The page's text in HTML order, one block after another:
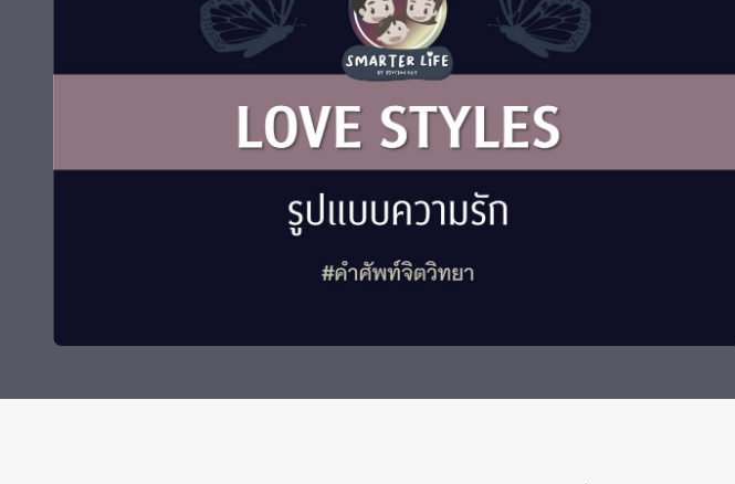
ปริญญาเอก
นิสิตปัจจุบัน
งานประชุมวิชาการ
งานประชุมวิชาการระดับนานาชาติ
TICP 2023
SSBW Activities
ทุนและรางวัล
ศูนย์สุขภาวะทางจิต
ศูนย์จิตวิทยาเพื่อประสิทธิภาพองค์กร
Life Di
CU Radio
โครงการอบรม
ตำแหน่งงาน